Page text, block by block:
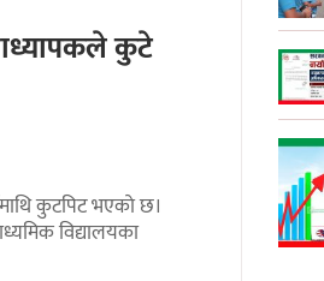
कुटे
कुटपिट भएकाे छ।
विद्यालयका